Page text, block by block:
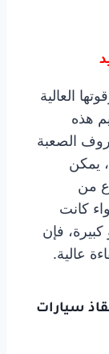
العالية
هذه
الصعبة
يمكن
من
كانت
كبيرة، فإن
عالية.
سيارات